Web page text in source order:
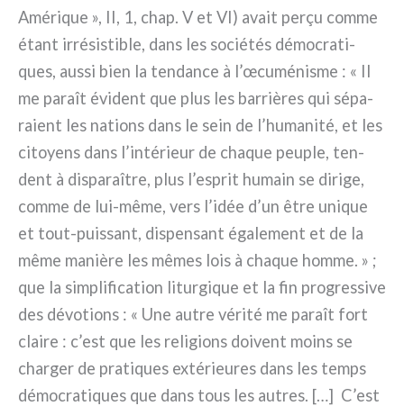
Amérique », II, 1, chap. V et VI) avait perçu com­me
étant irré­si­sti­ble, dans les socié­tés démo­cra­ti­
ques, aus­si bien la ten­dan­ce à l’œcuménisme : « Il
me para­ît évi­dent que plus les bar­riè­res qui sépa­
ra­ient les nations dans le sein de l’humanité, et les
citoyens dans l’intérieur de cha­que peu­ple, ten­
dent à dispa­raî­tre, plus l’esprit humain se diri­ge,
com­me de lui-même, vers l’idée d’un être uni­que
et tout-puissant, dispen­sant éga­le­ment et de la
même maniè­re les mêmes lois à cha­que hom­me. » ;
que la sim­pli­fi­ca­tion litur­gi­que et la fin pro­gres­si­ve
des dévo­tions : « Une autre véri­té me para­ît fort
clai­re : c’est que les reli­gions doi­vent moins se
char­ger de pra­ti­ques exté­rieu­res dans les temps
démo­cra­ti­ques que dans tous les autres. […] C’est